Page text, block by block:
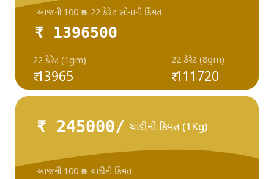
₹ 1396500
₹ 13965
22 કેરેટ (1gm) 22 કેરેટ (8gm)
આજની 100 ગ્રામ 22 કેરેટ સોનાની કિંમત
₹ 111720
₹ 245000/ ચાંદીની કિંમત (1Kg)
આજની 100 ગ્રામ ચાંદીની કિંમત